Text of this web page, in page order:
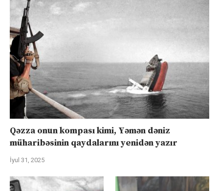
Qəzza onun kompası kimi, Yəmən dəniz
müharibəsinin qaydalarını yenidən yazır
İyul 31, 2025